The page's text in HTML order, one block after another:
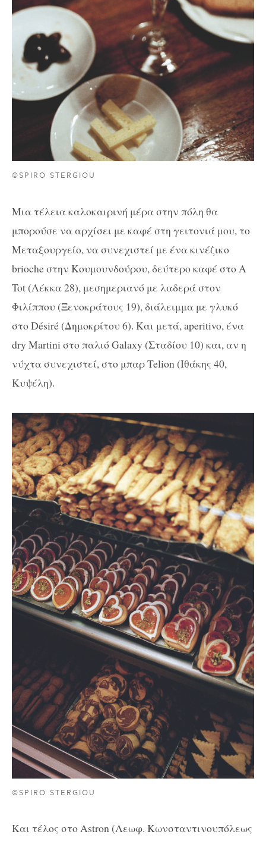
©SPIRO STERGIOU
Μια τέλεια καλοκαιρινή μέρα στην πόλη θα
μπορούσε να αρχίσει με καφέ στη γειτονιά μου, το
Μεταξουργείο, να συνεχιστεί με ένα κινέζικο
brioche στην Κουμουνδούρου, δεύτερο καφέ στο Α
Tot (Λέκκα 28), μεσημεριανό με λαδερά στον
Φιλίππου (Ξενοκράτους 19), διάλειμμα με γλυκό
στο Désiré (Δημοκρίτου 6). Και μετά, aperitivo, ένα
dry Martini στο παλιό Galaxy (Σταδίου 10) και, αν η
νύχτα συνεχιστεί, στο μπαρ Telion (Ιθάκης 40,
Κυψέλη).
©SPIRO STERGIOU
Και τέλος στο Astron (Λεωφ. Κωνσταντινουπόλεως